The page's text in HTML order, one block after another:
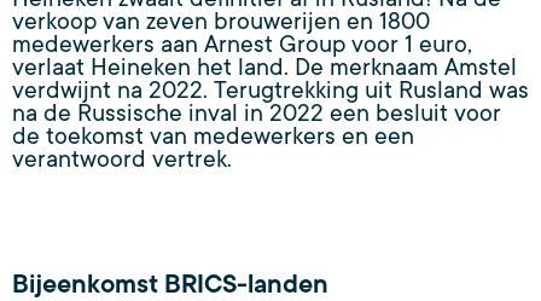
verkoop van zeven brouwerijen en 1800
medewerkers aan Arnest Group voor 1 euro,
verlaat Heineken het land. De merknaam Amstel
verdwijnt na 2022. Terugtrekking uit Rusland was
na de Russische inval in 2022 een besluit voor
de toekomst van medewerkers en een
verantwoord vertrek.
Bijeenkomst BRICS-landen